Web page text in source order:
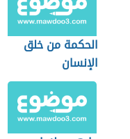
الحكمة من خلق
الإنسان